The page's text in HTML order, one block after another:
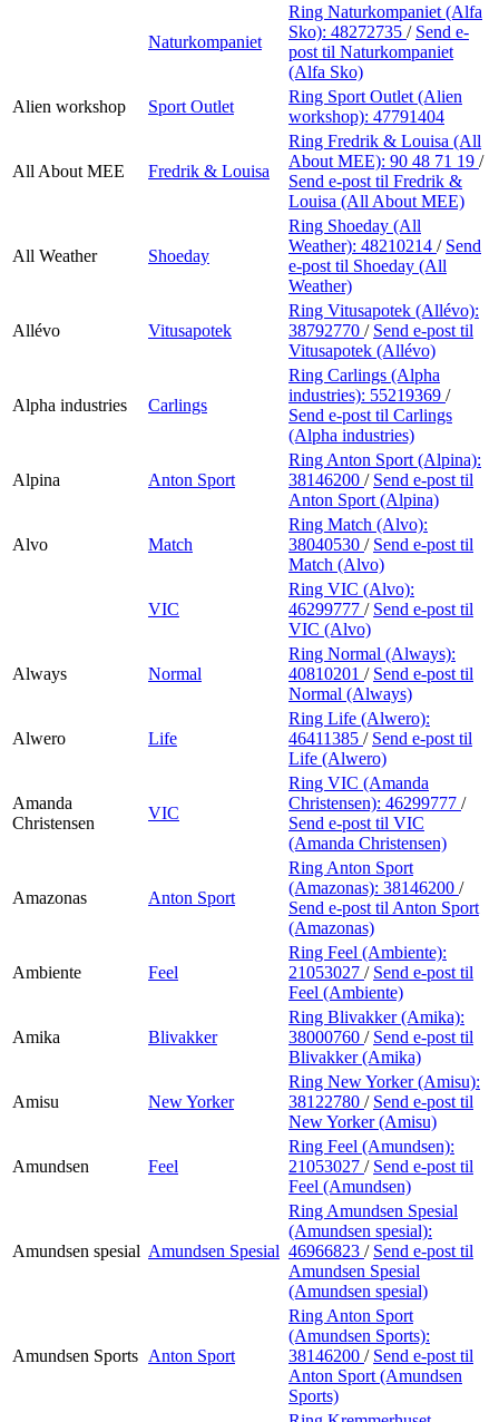
Naturkompaniet
Ring Naturkompaniet (Alfa
Sko): 48272735 / Send e-
post til Naturkompaniet
(Alfa Sko)
Alien workshop
Sport Outlet
Ring Sport Outlet (Alien
workshop): 47791404
All About MEE Fredrik & Louisa
Ring Fredrik & Louisa (All
About MEE): 90 48 71 19 /
Send e-post til Fredrik &
Louisa (All About MEE)
All Weather Shoeday
Ring Shoeday (All
Weather): 48210214 / Send
e-post til Shoeday (All
Weather)
Allévo Vitusapotek
Ring Vitusapotek (Allévo):
38792770 / Send e-post til
Vitusapotek (Allévo)
Alpha industries Carlings
Ring Carlings (Alpha
industries): 55219369 /
Send e-post til Carlings
(Alpha industries)
Alpina Anton Sport
Ring Anton Sport (Alpina):
38146200 / Send e-post til
Anton Sport (Alpina)
Alvo Match
Ring Match (Alvo):
38040530 / Send e-post til
Match (Alvo)
VIC
Ring VIC (Alvo):
46299777 / Send e-post til
VIC (Alvo)
Always Normal
Ring Normal (Always):
40810201 / Send e-post til
Normal (Always)
Alwero Life
Ring Life (Alwero):
46411385 / Send e-post til
Life (Alwero)
Amanda
Christensen
VIC
Ring VIC (Amanda
Christensen): 46299777 /
Send e-post til VIC
(Amanda Christensen)
Amazonas Anton Sport
Ring Anton Sport
(Amazonas): 38146200 /
Send e-post til Anton Sport
(Amazonas)
Ambiente Feel
Ring Feel (Ambiente):
21053027 / Send e-post til
Feel (Ambiente)
Amika Blivakker
Ring Blivakker (Amika):
38000760 / Send e-post til
Blivakker (Amika)
Amisu New Yorker
Ring New Yorker (Amisu):
38122780 / Send e-post til
New Yorker (Amisu)
Amundsen Feel
Ring Feel (Amundsen):
21053027 / Send e-post til
Feel (Amundsen)
Amundsen spesial Amundsen Spesial
Ring Amundsen Spesial
(Amundsen spesial):
46966823 / Send e-post til
Amundsen Spesial
(Amundsen spesial)
Amundsen Sports Anton Sport
Ring Anton Sport
(Amundsen Sports):
38146200 / Send e-post til
Anton Sport (Amundsen
Sports)